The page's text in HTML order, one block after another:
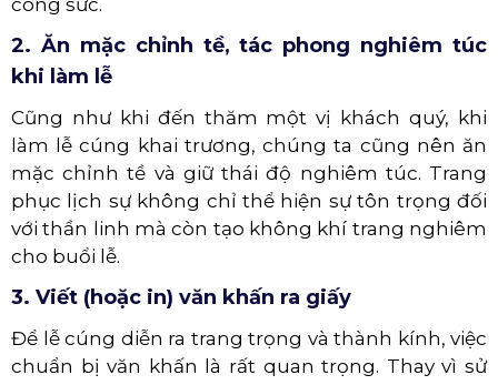
2. Ăn mặc chỉnh tề, tác phong nghiêm túc
khi làm lễ
Cũng như khi đến thăm một vị khách quý, khi
làm lễ cúng khai trương, chúng ta cũng nên ăn
mặc chỉnh tề và giữ thái độ nghiêm túc. Trang
phục lịch sự không chỉ thể hiện sự tôn trọng đối
với thần linh mà còn tạo không khí trang nghiêm
cho buổi lễ.
3. Viết (hoặc in) văn khấn ra giấy
Để lễ cúng diễn ra trang trọng và thành kính, việc
chuẩn bị văn khấn là rất quan trọng. Thay vì sử